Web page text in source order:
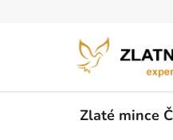
Zlaté mince